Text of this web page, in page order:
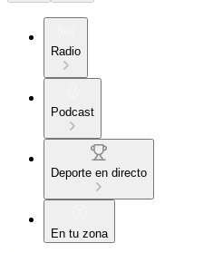
Radio
Podcast
Deporte en directo
En tu zona